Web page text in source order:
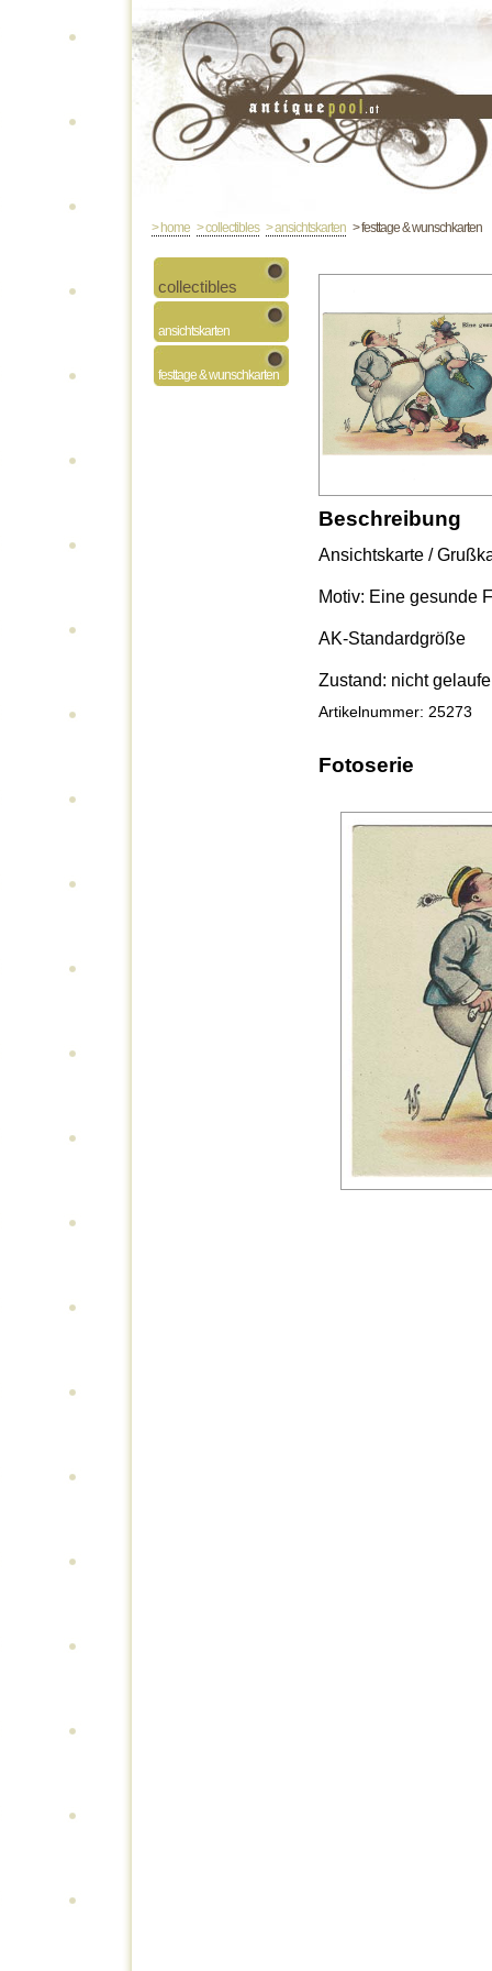
> home > collectibles > ansichtskarten > festtage & wunschkarten
collectibles
ansichtskarten
festtage & wunschkarten
Beschreibung
Ansichtskarte /
Motiv: Eine gesunde
AK-Standardgröße
Zustand: nicht
Artikelnummer: 25273
Fotoserie